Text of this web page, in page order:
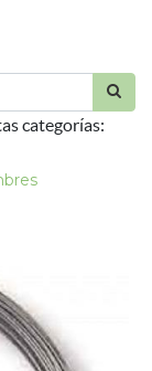
categorías: